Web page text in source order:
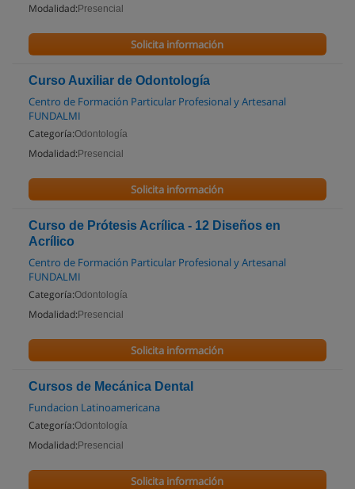
Modalidad: Presencial
Solicita información
Curso Auxiliar de Odontología
Centro de Formación Particular Profesional y Artesanal
FUNDALMI
Categoría:Odontología
Modalidad: Presencial
Solicita información
Curso de Prótesis Acrílica - 12 Diseños en
Acrílico
Centro de Formación Particular Profesional y Artesanal
FUNDALMI
Categoría:Odontología
Modalidad: Presencial
Solicita información
Cursos de Mecánica Dental
Fundacion Latinoamericana
Categoría:Odontología
Modalidad: Presencial
Solicita información